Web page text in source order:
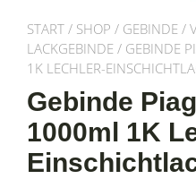
START / SHOP / GEBINDE /
LACKGEBINDE / GEBINDE
1K LECHLER-
Gebinde
1000ml 1K